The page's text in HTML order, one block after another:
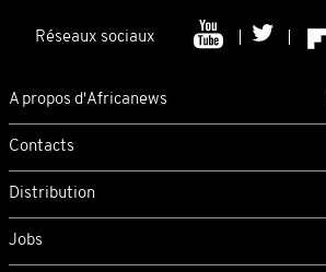
Réseaux sociaux
A propos d'Africanews
Contacts
Distribution
Jobs